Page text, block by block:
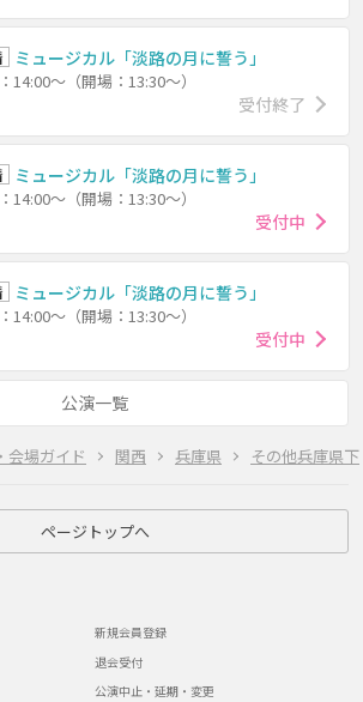
会場ガイド 関西 兵庫県 その他兵庫県下
ミュージカル「淡路の月に誓う」
14:00～（開場：13:30～）
受付終了
ミュージカル「淡路の月に誓う」
14:00～（開場：13:30～）
受付中
ミュージカル「淡路の月に誓う」
14:00～（開場：13:30～）
受付中
公演一覧
ページトップへ
新規会員登録
退会受付
公演中止・延期・変更